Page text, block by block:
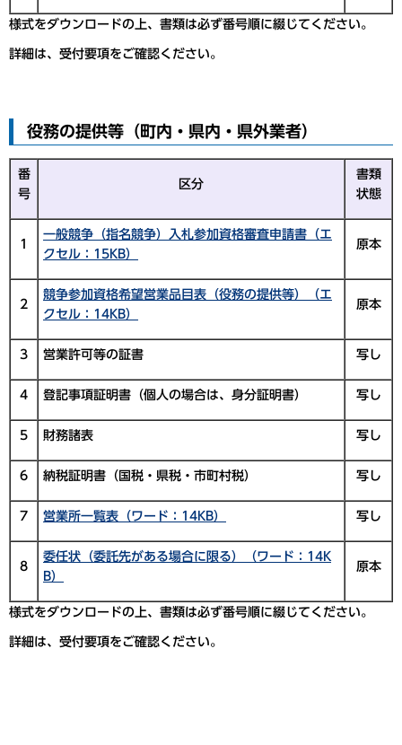
様式をダウンロードの上、書類は必ず番号順に綴じてください。
詳細は、受付要項をご確認ください。
役務の提供等（町内・県内・県外業者）
番
号
区分
書類
状態
1
一般競争（指名競争）入札参加資格審査申請書（エ
クセル：15KB）
原本
2
競争参加資格希望営業品目表（役務の提供等）（エ
クセル：14KB）
原本
3 営業許可等の証書 写し
4 登記事項証明書（個人の場合は、身分証明書） 写し
5 財務諸表 写し
6 納税証明書（国税・県税・市町村税） 写し
7 営業所一覧表（ワード：14KB） 写し
8
委任状（委託先がある場合に限る）（ワード：14K
B）
原本
様式をダウンロードの上、書類は必ず番号順に綴じてください。
詳細は、受付要項をご確認ください。